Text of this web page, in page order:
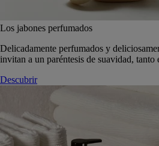
Los jabones perfumados
Delicadamente perfumados y
invitan a un paréntesis de suavidad,
Descubrir